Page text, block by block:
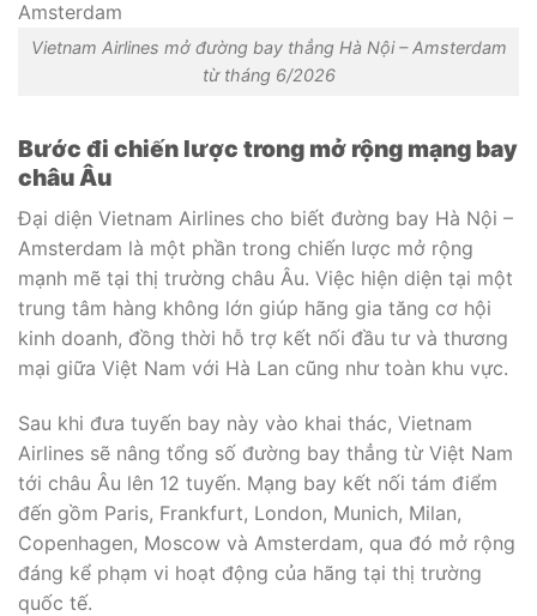
Vietnam Airlines mở đường bay thẳng Hà Nội – Amsterdam
từ tháng 6/2026
Bước đi chiến lược trong mở rộng mạng bay
châu Âu
Đại diện Vietnam Airlines cho biết đường bay Hà Nội –
Amsterdam là một phần trong chiến lược mở rộng
mạnh mẽ tại thị trường châu Âu. Việc hiện diện tại một
trung tâm hàng không lớn giúp hãng gia tăng cơ hội
kinh doanh, đồng thời hỗ trợ kết nối đầu tư và thương
mại giữa Việt Nam với Hà Lan cũng như toàn khu vực.
Sau khi đưa tuyến bay này vào khai thác, Vietnam
Airlines sẽ nâng tổng số đường bay thẳng từ Việt Nam
tới châu Âu lên 12 tuyến. Mạng bay kết nối tám điểm
đến gồm Paris, Frankfurt, London, Munich, Milan,
Copenhagen, Moscow và Amsterdam, qua đó mở rộng
đáng kể phạm vi hoạt động của hãng tại thị trường
quốc tế.